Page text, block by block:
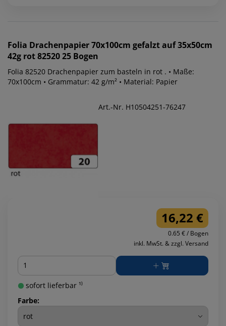
Folia Drachenpapier 70x100cm gefalzt auf 35x50cm
42g rot 82520 25 Bogen
Folia 82520 Drachenpapier zum basteln in rot . • Maße:
70x100cm • Grammatur: 42 g/m² • Material: Papier
Art.-Nr. H10504251-76247
16,22 €
0.65 € / Bogen
inkl. MwSt. & zzgl. Versand
Menge
sofort lieferbar ¹⁾
Farbe: